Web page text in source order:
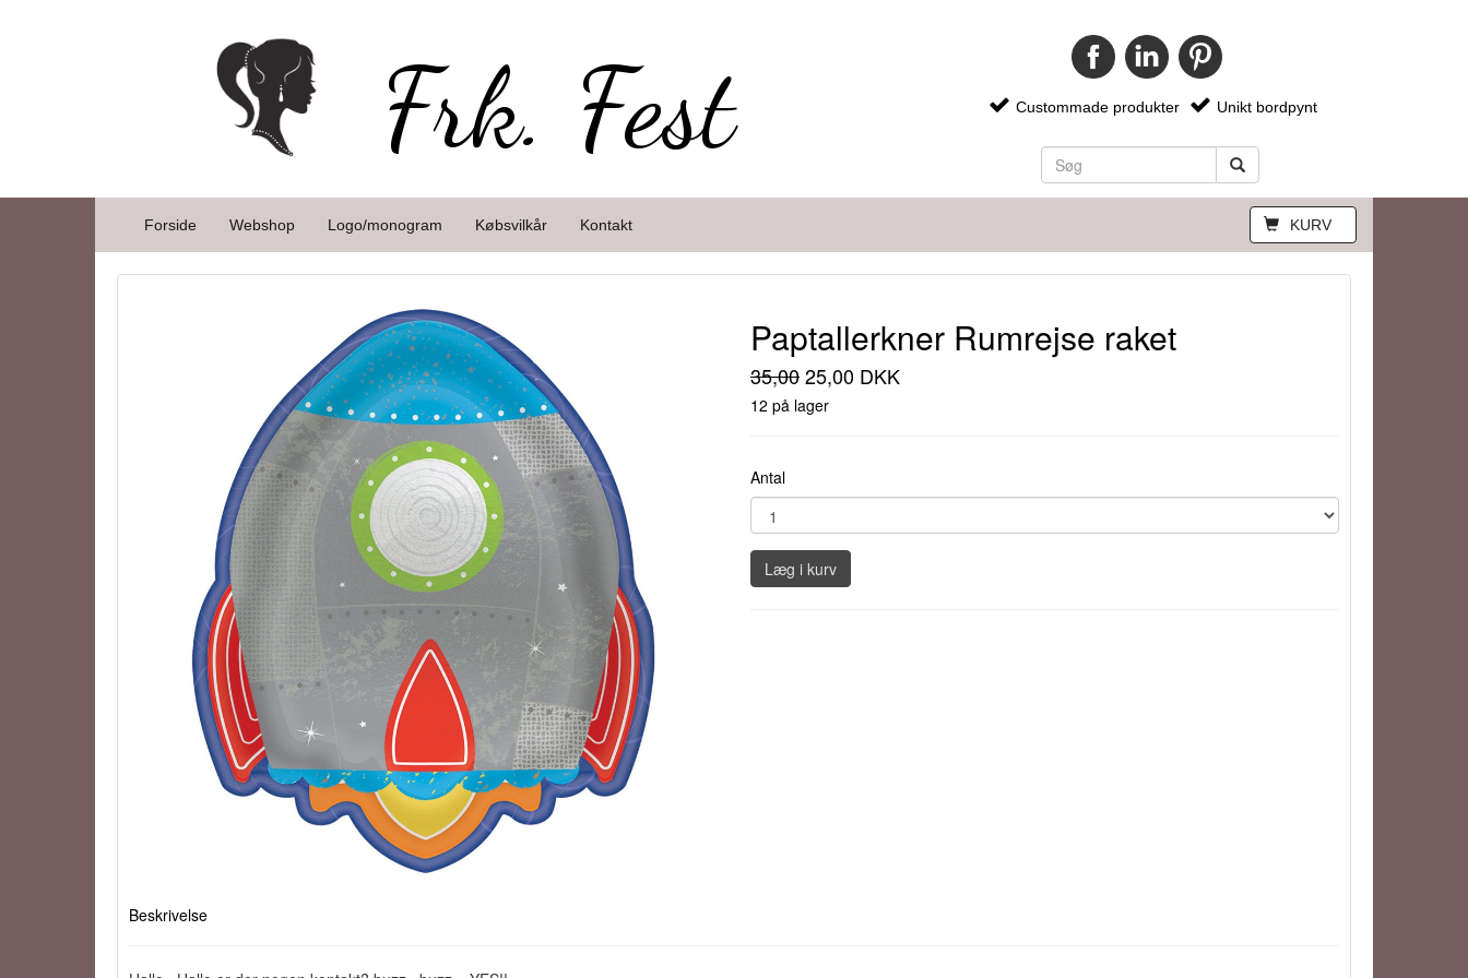
Frk. Fest Custommade produkter Unikt bordpynt
KURV
Forside Webshop Logo/monogram Købsvilkår Kontakt
Paptallerkner Rumrejse raket
35,0025,00 DKK
12 på lager
Antal
Læg i kurv
Beskrivelse